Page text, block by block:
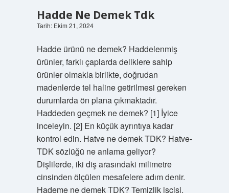
Hadde Ne Demek Tdk
Tarih: Ekim 21, 2024
Hadde ürünü ne demek? Haddelenmiş
ürünler, farklı çaplarda deliklere sahip
ürünler olmakla birlikte, doğrudan
madenlerde tel haline getirilmesi gereken
durumlarda ön plana çıkmaktadır.
Haddeden geçmek ne demek? [1] İyice
inceleyin. [2] En küçük ayrıntıya kadar
kontrol edin. Hatve ne demek TDK? Hatve-
TDK sözlüğü ne anlama geliyor?
Dişlilerde, iki diş arasındaki milimetre
cinsinden ölçülen mesafelere adım denir.
Hademe ne demek TDK? Temizlik işçisi,